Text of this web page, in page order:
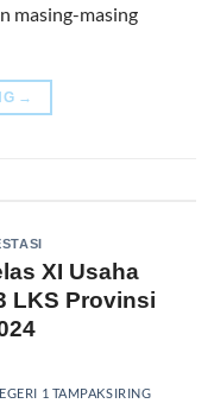
masing-masing
→
XI Usaha
LKS Provinsi
1 TAMPAKSIRING